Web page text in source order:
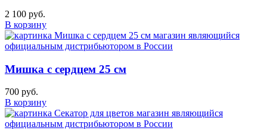
2 100 руб.
В корзину
Мишка с сердцем 25 см
700 руб.
В корзину